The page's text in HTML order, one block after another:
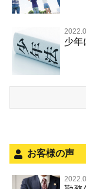
逮捕・監禁
暴行・傷害
略取・誘拐・人
児童ポルノ リ
盗撮，のぞき行
窃盗罪
恐喝
盗品売買・譲り
大麻
麻薬及び向精神
自転車事故
人身事故・死亡
無免許運転
児童虐待・保
住居侵入等
銃刀法違反
ストーカー事件
不正競争防止法
風営法・風適法
取調べの注意点
少年事件の手続
少年事件の処分
被害届・告訴・
面会・差し入れ
少年
お客様の声